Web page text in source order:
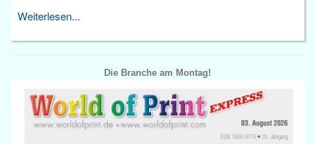
Weiterlesen...
Die Branche am Montag!